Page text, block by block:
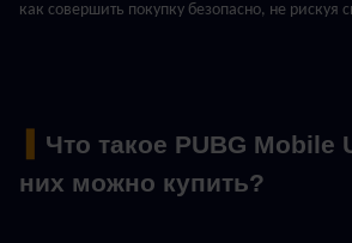
как совершить покупку безопасно, не рискуя
Что такое PUBG Mobile
них можно купить?